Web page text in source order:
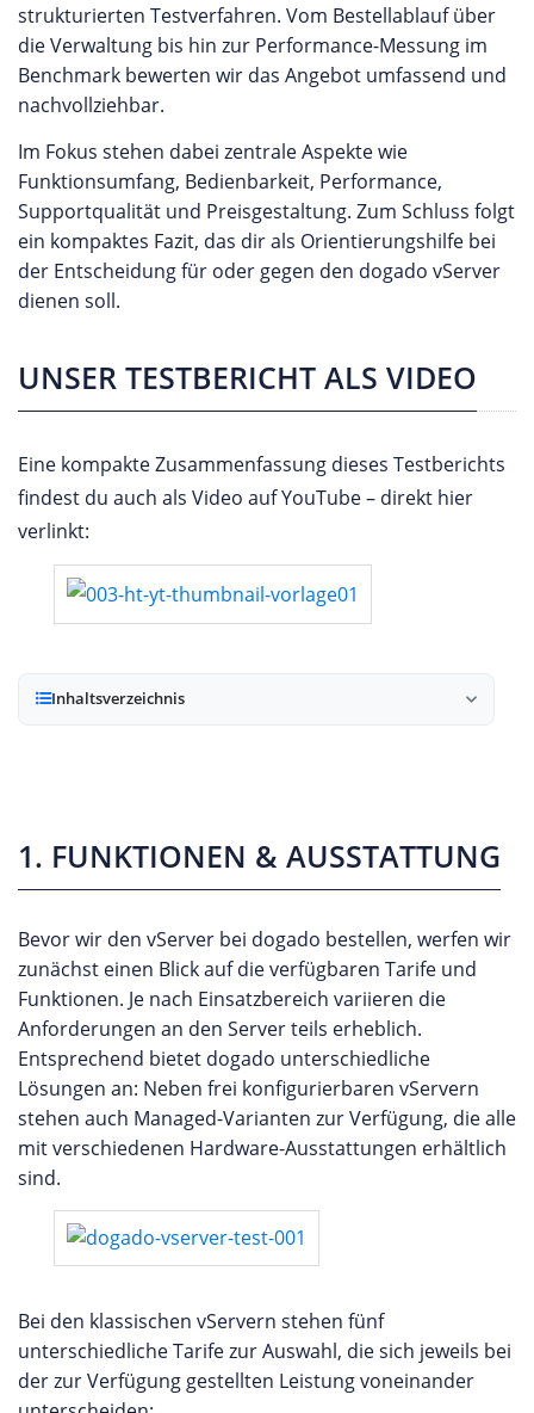
strukturierten Testverfahren. Vom Bestellablauf über
die Verwaltung bis hin zur Performance-Messung im
Benchmark bewerten wir das Angebot umfassend und
nachvollziehbar.
Im Fokus stehen dabei zentrale Aspekte wie
Funktionsumfang, Bedienbarkeit, Performance,
Supportqualität und Preisgestaltung. Zum Schluss folgt
ein kompaktes Fazit, das dir als Orientierungshilfe bei
der Entscheidung für oder gegen den dogado vServer
dienen soll.
UNSER TESTBERICHT ALS VIDEO
Eine kompakte Zusammenfassung dieses Testberichts
findest du auch als Video auf YouTube – direkt hier
verlinkt:
Inhaltsverzeichnis
1. FUNKTIONEN & AUSSTATTUNG
Bevor wir den vServer bei dogado bestellen, werfen wir
zunächst einen Blick auf die verfügbaren Tarife und
Funktionen. Je nach Einsatzbereich variieren die
Anforderungen an den Server teils erheblich.
Entsprechend bietet dogado unterschiedliche
Lösungen an: Neben frei konfigurierbaren vServern
stehen auch Managed-Varianten zur Verfügung, die alle
mit verschiedenen Hardware-Ausstattungen erhältlich
sind.
Bei den klassischen vServern stehen fünf
unterschiedliche Tarife zur Auswahl, die sich jeweils bei
der zur Verfügung gestellten Leistung voneinander